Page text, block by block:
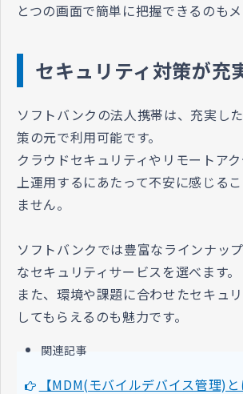
とつの画面で簡単に把握できるのもメ
セキュリティ対策が充
ソフトバンクの法人携帯は、充実し
策の元で利用可能です。
クラウドセキュリティやリモートア
上運用するにあたって不安に感じる
ません。
ソフトバンクでは豊富なラインナッ
なセキュリティサービスを選べます。
また、環境や課題に合わせたセキュ
してもらえるのも魅力です。
関連記事
【MDM(モバイルデバイス管理)